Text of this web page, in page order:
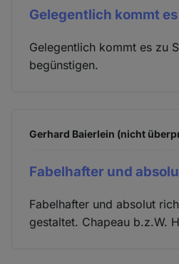
Gelegentlich kommt
Gelegentlich kommt es zu
begünstigen.
Gerhard Baierlein (nicht
Fabelhafter und
Fabelhafter und absolut
gestaltet. Chapeau b.z.W.